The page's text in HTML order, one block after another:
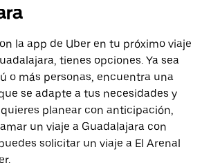
la app de Uber en tu próximo viaje
tienes opciones. Ya sea
o más personas, encuentra una
se adapte a tus necesidades y
planear con anticipación,
un viaje a Guadalajara con
solicitar un viaje a El Arenal